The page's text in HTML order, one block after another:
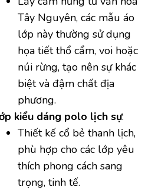
Tây Nguyên, các mẫu áo
lớp này thường sử dụng
họa tiết thổ cẩm, voi hoặc
núi rừng, tạo nên sự khác
biệt và đậm chất địa
phương.
kiểu dáng polo lịch sự:
Thiết kế cổ bẻ thanh lịch,
phù hợp cho các lớp yêu
thích phong cách sang
trọng, tinh tế.